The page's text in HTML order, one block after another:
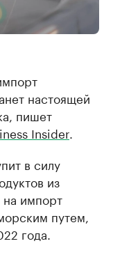
настоящей
пишет
Insider.
в силу
из
на импорт
путем,
года.